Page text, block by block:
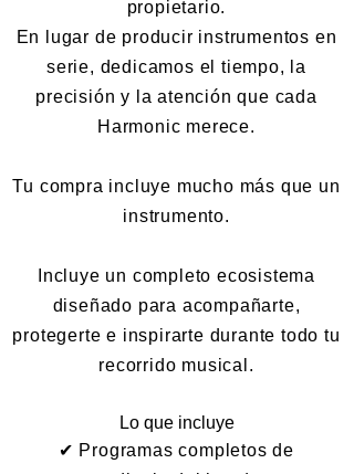
propietario.
En lugar de producir instrumentos en
serie, dedicamos el tiempo, la
precisión y la atención que cada
Harmonic merece.
Tu compra incluye mucho más que un
instrumento.
Incluye un completo ecosistema
diseñado para acompañarte,
protegerte e inspirarte durante todo tu
recorrido musical.
Lo que incluye
✔ Programas completos de